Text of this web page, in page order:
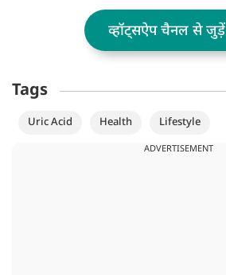
व्हॉट्सऐप चैनल से जुड़ें
Tags
Uric Acid Health Lifestyle
ADVERTISEMENT